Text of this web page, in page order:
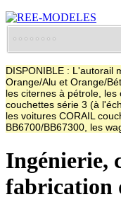
DISPONIBLE : L'autorail
Orange/Alu et Orange/
les citernes à pétrole, les
couchettes série 3 (à
les voitures CORAIL
BB6700/BB67300, les
Ingénierie,
fabrication